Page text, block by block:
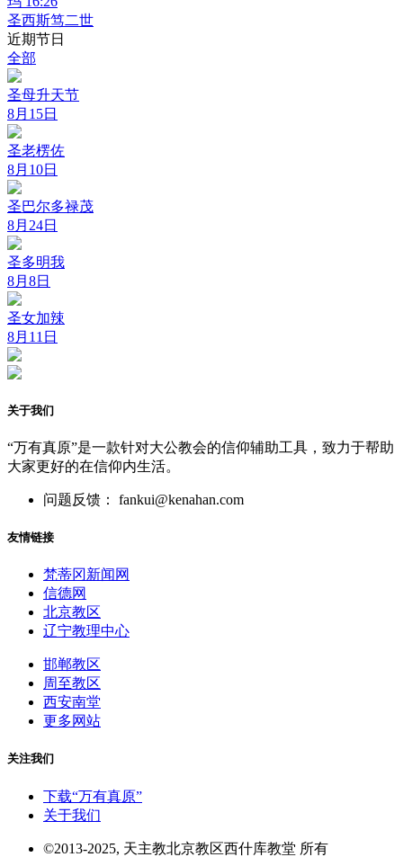
圣西斯笃二世
近期节日
全部
圣母升天节
8月15日
圣老楞佐
8月10日
圣巴尔多禄茂
8月24日
圣多明我
8月8日
圣女加辣
8月11日
关于我们
“万有真原”是一款针对大公教会的信仰辅助工具，致力于帮助
大家更好的在信仰内生活。
问题反馈： fankui@kenahan.com
友情链接
梵蒂冈新闻网
信德网
北京教区
辽宁教理中心
邯郸教区
周至教区
西安南堂
更多网站
关注我们
下载“万有真原”
关于我们
©2013-2025, 天主教北京教区西什库教堂 所有